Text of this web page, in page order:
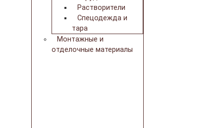
Растворители
Спецодежда и
тара
Монтажные и
отделочные материалы